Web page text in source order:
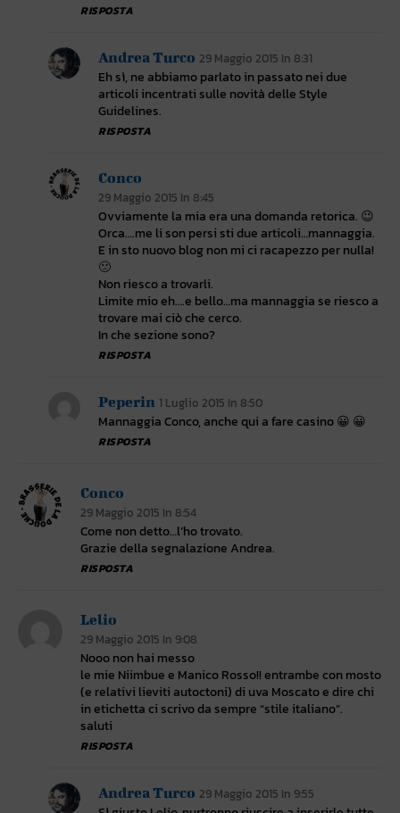
RISPOSTA
Andrea Turco 29 Maggio 2015 In 8:31
Eh sì, ne abbiamo parlato in passato nei due
articoli incentrati sulle novità delle Style
Guidelines.
RISPOSTA
Conco
29 Maggio 2015 In 8:45
Ovviamente la mia era una domanda retorica. 😉
Orca….me li son persi sti due articoli…mannaggia.
E in sto nuovo blog non mi ci racapezzo per nulla!
🙁
Non riesco a trovarli.
Limite mio eh….e bello…ma mannaggia se riesco a
trovare mai ciò che cerco.
In che sezione sono?
RISPOSTA
Peperin 1 Luglio 2015 In 8:50
Mannaggia Conco, anche qui a fare casino 😀 😀
RISPOSTA
Conco
29 Maggio 2015 In 8:54
Come non detto…l’ho trovato.
Grazie della segnalazione Andrea.
RISPOSTA
Lelio
29 Maggio 2015 In 9:08
Nooo non hai messo
le mie Niimbue e Manico Rosso!! entrambe con mosto
(e relativi lieviti autoctoni) di uva Moscato e dire chi
in etichetta ci scrivo da sempre “stile italiano”.
saluti
RISPOSTA
Andrea Turco 29 Maggio 2015 In 9:55